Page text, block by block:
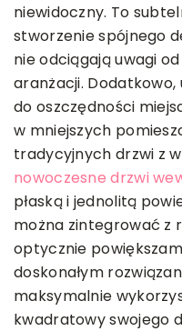
niewidoczny. To
stworzenie spójnego
nie odciągają uwagi
aranżacji.
do oszczędności
w mniejszych
tradycyjnych drzwi z
nowoczesne drzwi
płaską i jednolitą
można zintegrować z
optycznie
doskonałym
maksymalnie
kwadratowy swojego